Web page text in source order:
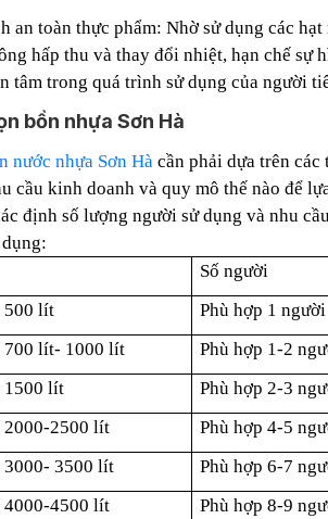
an toàn thực phẩm: Nhờ sử dụng các
hấp thu và thay đổi nhiệt, hạn chế sự
tâm trong quá trình sử dụng của người
bồn nhựa Sơn Hà
nước nhựa Sơn Hà cần phải dựa trên các
cầu kinh doanh và quy mô thế nào để
định số lượng người sử dụng và nhu
Số người
500 lít
Phù hợp 1 người
700 lít- 1000 lít
Phù hợp 1-2
1500 lít
Phù hợp 2-3
2000-2500 lít
Phù hợp 4-5
3000- 3500 lít
Phù hợp 6-7
4000-4500 lít
Phù hợp 8-9